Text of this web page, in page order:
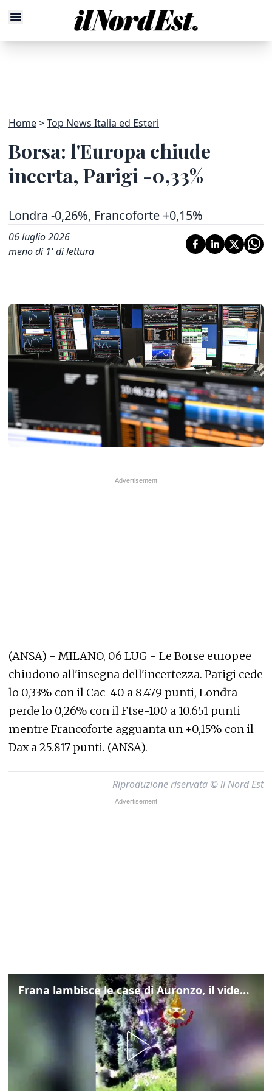
Home Top News Italia ed Esteri
Borsa: l'Europa chiude
incerta, Parigi -0,33%
Londra -0,26%, Francoforte +0,15%
06 luglio 2026
meno di 1' di lettura
(ANSA) - MILANO, 06 LUG - Le Borse europee
chiudono all'insegna dell'incertezza. Parigi cede
lo 0,33% con il Cac-40 a 8.479 punti, Londra
perde lo 0,26% con il Ftse-100 a 10.651 punti
mentre Francoforte agguanta un +0,15% con il
Dax a 25.817 punti. (ANSA).
Riproduzione riservata © il Nord Est
Frana lambisce le case di Auronzo, il video dall'elicottero dei vigili del fuoco